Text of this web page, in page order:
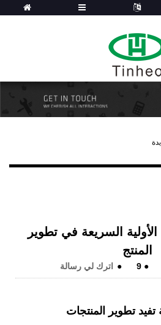
السريعة في تطوير
المنتج
●
9
● اترك لي رسالة
تفيد تطوير المنتجات